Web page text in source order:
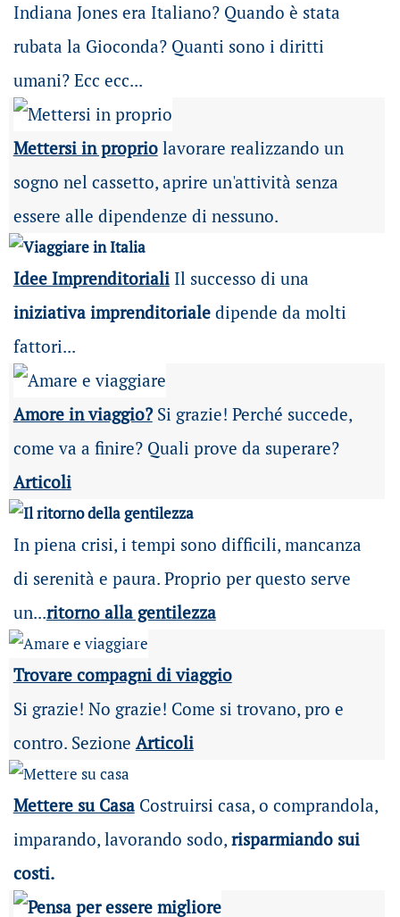
Indiana Jones era Italiano? Quando è stata
rubata la Gioconda? Quanti sono i diritti
umani? Ecc ecc...
Mettersi in propriolavorare realizzando un
sogno nel cassetto, aprire un'attività senza
essere alle dipendenze di nessuno.
Idee ImprenditorialiIl successo di una
iniziativa imprenditorialedipende da molti
fattori...
Amore in viaggio?Si grazie! Perché succede,
come va a finire? Quali prove da superare?
Articoli
In piena crisi, i tempi sono difficili, mancanza
di serenità e paura. Proprio per questo serve
un...ritorno alla gentilezza
Trovare compagni di viaggio
Si grazie! No grazie! Come si trovano, pro e
contro. Sezione Articoli
Mettere su Casa Costruirsi casa, o comprandola,
imparando, lavorando sodo, risparmiando sui
costi.